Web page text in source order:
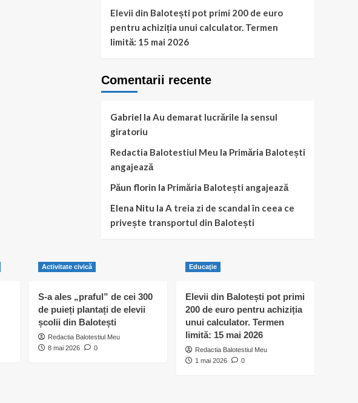
Elevii din Balotești pot primi 200 de euro
pentru achiziția unui calculator. Termen
limită: 15 mai 2026
Comentarii recente
Gabriel la Au demarat lucrările la sensul
giratoriu
Redactia Balotestiul Meu la Primăria Balotești
angajează
Păun florin la Primăria Balotești angajează
Elena Nitu la A treia zi de scandal în ceea ce
privește transportul din Balotești
Activitate civică
S-a ales „praful” de cei 300
de puieți plantați de elevii
școlii din Balotești
Redactia Balotestiul Meu
8 mai 2026
0
Educaţie
Elevii din Balotești pot primi
200 de euro pentru achiziția
unui calculator. Termen
limită: 15 mai 2026
Redactia Balotestiul Meu
1 mai 2026
0